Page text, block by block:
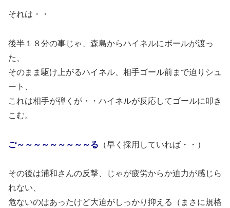
それは・・
後半１８分の事じゃ、森島からハイネルにボールが渡っ
た、
そのまま駆け上がるハイネル、相手ゴール前まで迫りシュ
ート、
これは相手が弾くが・・ハイネルが反応してゴールに叩き
こむ。
ご～～～～～～～～～る （早く採用していれば・・）
その後は浦和さんの反撃、じゃが疲労からか迫力が感じら
れない、
危ないのはあったけど大迫がしっかり抑える（まさに規格